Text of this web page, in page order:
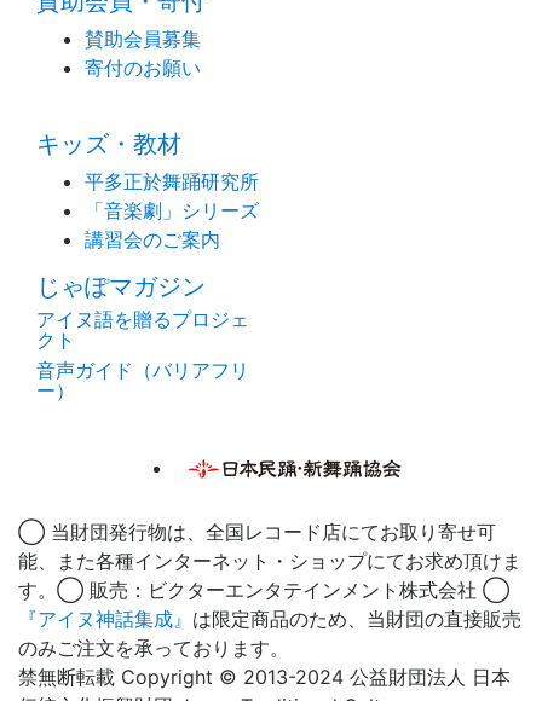
賛助会員募集
寄付のお願い
キッズ・教材
平多正於舞踊研究所
「音楽劇」シリーズ
講習会のご案内
じゃぽマガジン
アイヌ語を贈るプロジェ
クト
音声ガイド（バリアフリ
ー）
◯ 当財団発行物は、全国レコード店にてお取り寄せ可
能、また各種インターネット・ショップにてお求め頂けま
す。◯ 販売：ビクターエンタテインメント株式会社 ◯
『アイヌ神話集成』 は限定商品のため、当財団の直接販売
のみご注文を承っております。
禁無断転載 Copyright © 2013-2024 公益財団法人 日本